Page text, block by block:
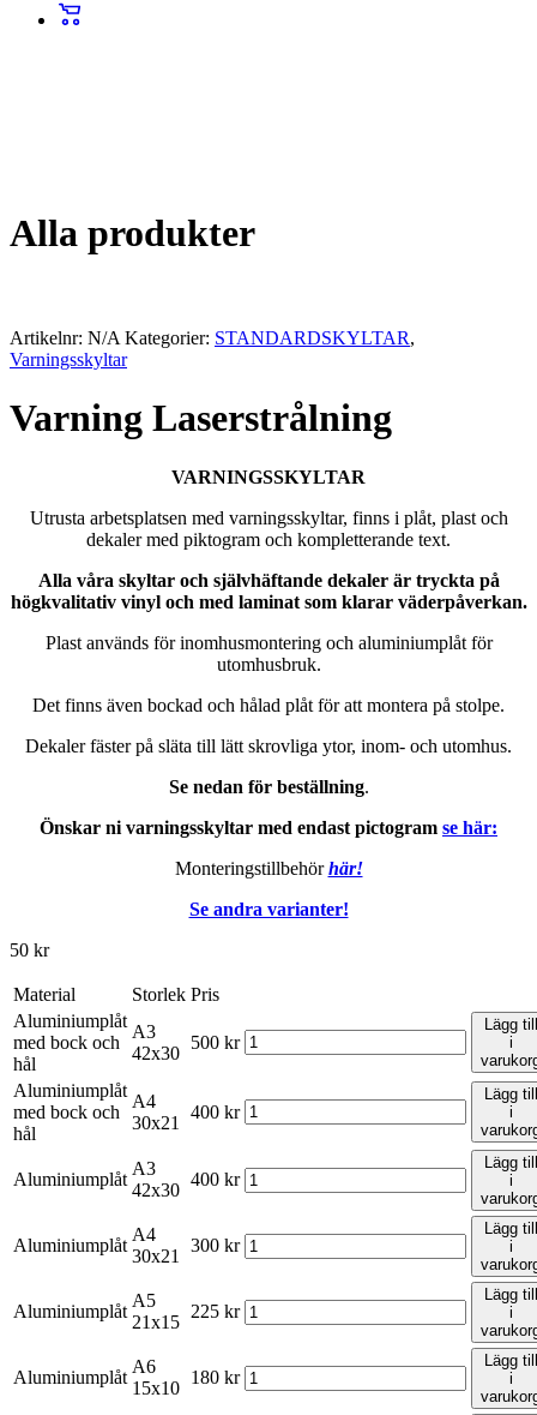
Alla produkter
Artikelnr: N/A Kategorier: STANDARDSKYLTAR,
Varningsskyltar
Varning Laserstrålning
VARNINGSSKYLTAR
Utrusta arbetsplatsen med varningsskyltar, finns i plåt, plast och
dekaler med piktogram och kompletterande text.
Alla våra skyltar och självhäftande dekaler är tryckta på
högkvalitativ vinyl och med laminat som klarar väderpåverkan.
Plast används för inomhusmontering och aluminiumplåt för
utomhusbruk.
Det finns även bockad och hålad plåt för att montera på stolpe.
Dekaler fäster på släta till lätt skrovliga ytor, inom- och utomhus.
Se nedan för beställning.
Önskar ni varningsskyltar med endast pictogram se här:
Monteringstillbehörhär!
Se andra varianter!
50 kr
Material Storlek Pris
Aluminiumplåt
med bock och
hål
A3
42x30
500 kr
Lägg till
i
Aluminiumplåt
med bock och
hål
A4
30x21
400 kr
Lägg till
i
Aluminiumplåt
A3
42x30
400 kr
Lägg till
i
Aluminiumplåt
A4
30x21
300 kr
Lägg till
i
Aluminiumplåt
A5
21x15
225 kr
Lägg till
i
Aluminiumplåt
A6
15x10
180 kr
Lägg till
i